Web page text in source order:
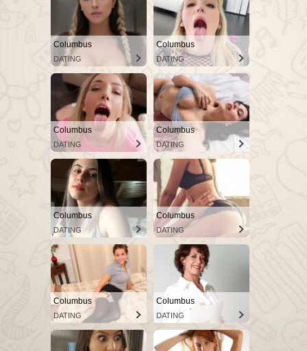
Columbus
DATING
Columbus
DATING
Columbus
DATING
Columbus
DATING
Columbus
DATING
Columbus
DATING
Columbus
DATING
Columbus
DATING